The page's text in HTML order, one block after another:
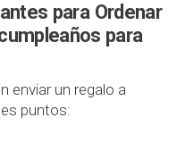
para Ordenar
para
enviar un regalo a
puntos: